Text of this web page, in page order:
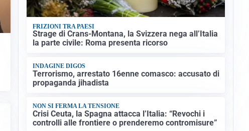
FRIZIONI TRA PAESI
Strage di Crans-Montana, la Svizzera nega all’Italia
la parte civile: Roma presenta ricorso
INDAGINE DIGOS
Terrorismo, arrestato 16enne comasco: accusato di
propaganda jihadista
NON SI FERMA LA TENSIONE
Crisi Ceuta, la Spagna attacca l’Italia: “Revochi i
controlli alle frontiere o prenderemo contromisure”